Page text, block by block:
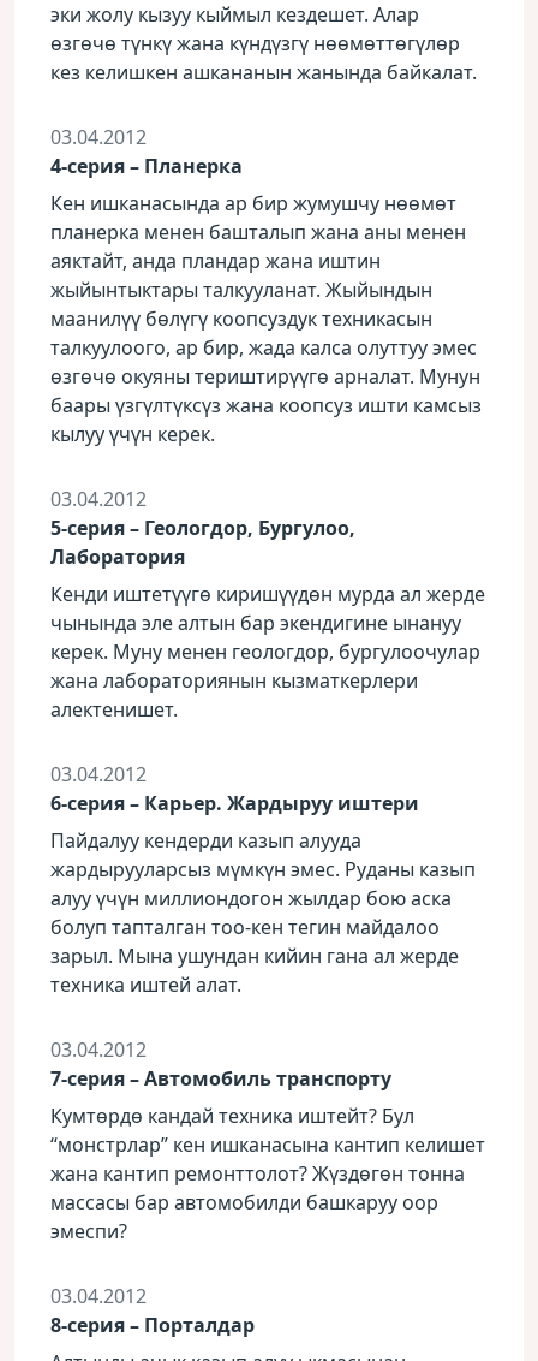
эки жолу кызуу кыймыл кездешет. Алар
өзгөчө түнкү жана күндүзгү нөөмөттөгүлөр
кез келишкен ашкананын жанында байкалат.
03.04.2012
4-серия – Планерка
Кен ишканасында ар бир жумушчу нөөмөт
планерка менен башталып жана аны менен
аяктайт, анда пландар жана иштин
жыйынтыктары талкууланат. Жыйындын
маанилүү бөлүгү коопсуздук техникасын
талкуулоого, ар бир, жада калса олуттуу эмес
өзгөчө окуяны териштирүүгө арналат. Мунун
баары үзгүлтүксүз жана коопсуз ишти камсыз
кылуу үчүн керек.
03.04.2012
5-серия – Геологдор, Бургулоо,
Лаборатория
Кенди иштетүүгө киришүүдөн мурда ал жерде
чынында эле алтын бар экендигине ынануу
керек. Муну менен геологдор, бургулоочулар
жана лабораториянын кызматкерлери
алектенишет.
03.04.2012
6-серия – Карьер. Жардыруу иштери
Пайдалуу кендерди казып алууда
жардырууларсыз мүмкүн эмес. Руданы казып
алуу үчүн миллиондогон жылдар бою аска
болуп тапталган тоо-кен тегин майдалоо
зарыл. Мына ушундан кийин гана ал жерде
техника иштей алат.
03.04.2012
7-серия – Автомобиль транспорту
Кумтөрдө кандай техника иштейт? Бул
“монстрлар” кен ишканасына кантип келишет
жана кантип ремонттолот? Жүздөгөн тонна
массасы бар автомобилди башкаруу оор
эмеспи?
03.04.2012
8-серия – Порталдар